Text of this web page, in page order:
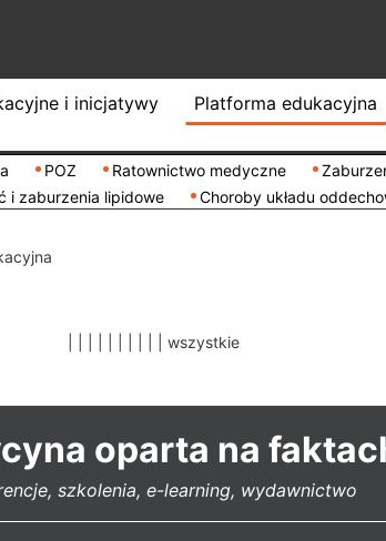
i inicjatywy Platforma edukacyjna
POZ Ratownictwo medyczne
i zaburzenia lipidowe Choroby układu
wszystkie
oparta na
szkolenia, e-learning, wydawnictwo